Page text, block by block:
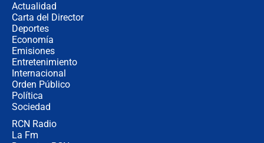
Actualidad
Carta del Director
Deportes
Economía
Emisiones
Entretenimiento
Internacional
Orden Público
Política
Sociedad
RCN Radio
La Fm